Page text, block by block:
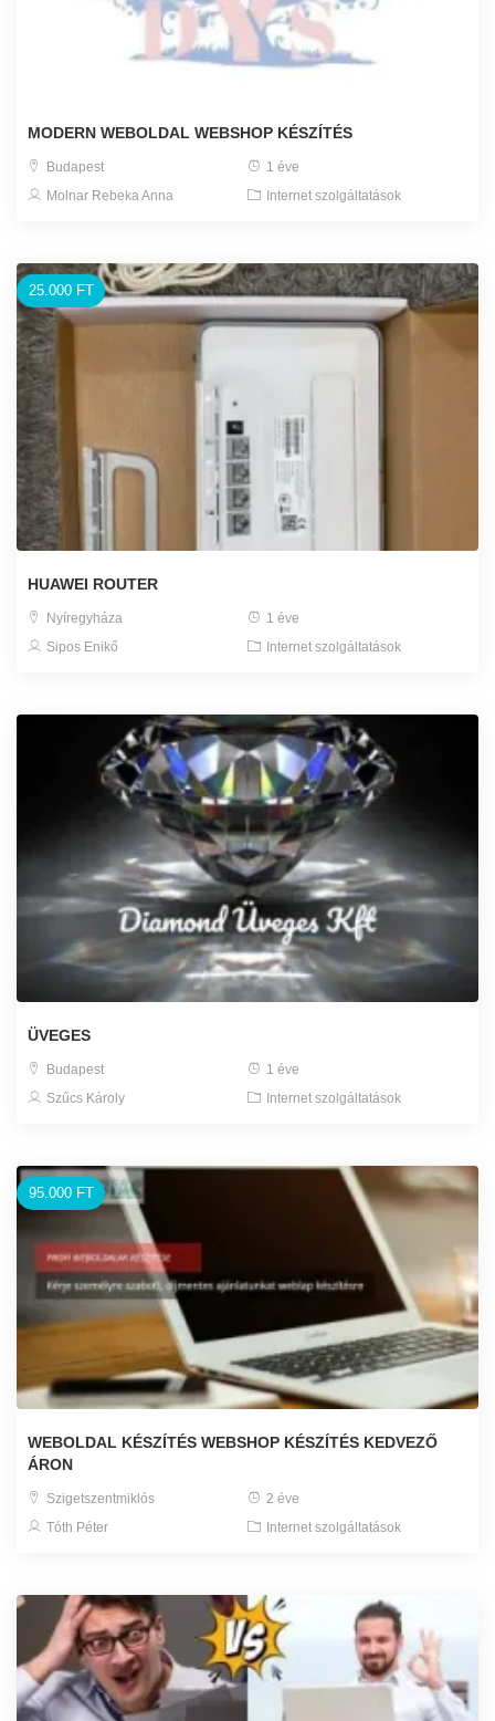
MODERN WEBOLDAL WEBSHOP KÉSZÍTÉS
Budapest
1 éve
Molnar Rebeka Anna
Internet szolgáltatások
25.000 FT
HUAWEI ROUTER
Nyíregyháza
1 éve
Sipos Enikő
Internet szolgáltatások
ÜVEGES
Budapest
1 éve
Szűcs Károly
Internet szolgáltatások
95.000 FT
WEBOLDAL KÉSZÍTÉS WEBSHOP KÉSZÍTÉS KEDVEZŐ
ÁRON
Szigetszentmiklós
2 éve
Tóth Péter
Internet szolgáltatások